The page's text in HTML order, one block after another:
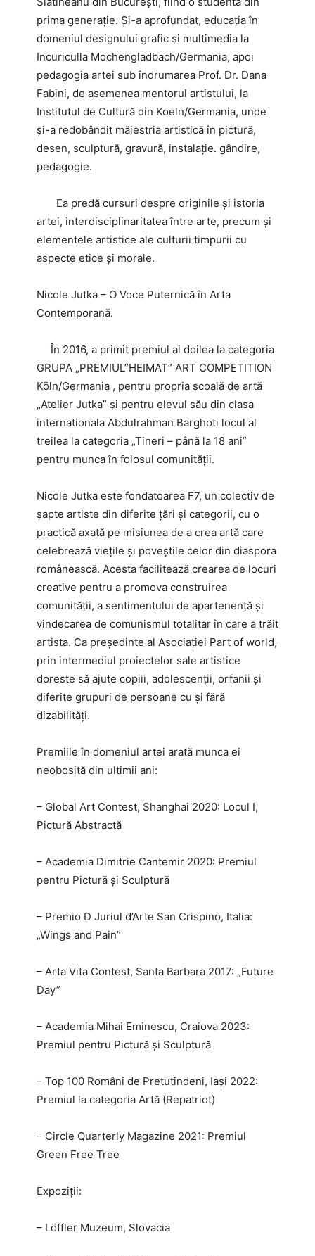
prima generație. Și-a aprofundat, educația în
domeniul designului grafic și multimedia la
Incuriculla Mochengladbach/Germania, apoi
pedagogia artei sub îndrumarea Prof. Dr. Dana
Fabini, de asemenea mentorul artistului, la
Institutul de Cultură din Koeln/Germania, unde
și-a redobândit măiestria artistică în pictură,
desen, sculptură, gravură, instalație. gândire,
pedagogie.
Ea predă cursuri despre originile și istoria
artei, interdisciplinaritatea între arte, precum și
elementele artistice ale culturii timpurii cu
aspecte etice și morale.
Nicole Jutka – O Voce Puternică în Arta
Contemporană.
În 2016, a primit premiul al doilea la categoria
GRUPA „PREMIUL”HEIMAT” ART COMPETITION
Köln/Germania , pentru propria școală de artă
„Atelier Jutka” și pentru elevul său din clasa
internationala Abdulrahman Barghoti locul al
treilea la categoria „Tineri – până la 18 ani”
pentru munca în folosul comunității.
Nicole Jutka este fondatoarea F7, un colectiv de
șapte artiste din diferite țări și categorii, cu o
practică axată pe misiunea de a crea artă care
celebrează viețile și poveștile celor din diaspora
românească. Acesta facilitează crearea de locuri
creative pentru a promova construirea
comunității, a sentimentului de apartenență și
vindecarea de comunismul totalitar în care a trăit
artista. Ca președinte al Asociației Part of world,
prin intermediul proiectelor sale artistice
doreste să ajute copiii, adolescenții, orfanii și
diferite grupuri de persoane cu și fără
dizabilități.
Premiile în domeniul artei arată munca ei
neobosită din ultimii ani:
– Global Art Contest, Shanghai 2020: Locul I,
Pictură Abstractă
– Academia Dimitrie Cantemir 2020: Premiul
pentru Pictură și Sculptură
– Premio D Juriul d’Arte San Crispino, Italia:
„Wings and Pain”
– Arta Vita Contest, Santa Barbara 2017: „Future
Day”
– Academia Mihai Eminescu, Craiova 2023:
Premiul pentru Pictură și Sculptură
– Top 100 Români de Pretutindeni, Iași 2022:
Premiul la categoria Artă (Repatriot)
– Circle Quarterly Magazine 2021: Premiul
Green Free Tree
Expoziții:
– Löffler Muzeum, Slovacia